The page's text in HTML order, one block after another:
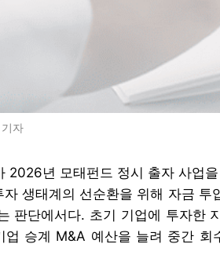
자
2026년 모태펀드 정시 출자 사업
자 생태계의 선순환을 위해 자금
판단에서다. 초기 기업에 투자한
업 승계 M&A 예산을 늘려 중간 회